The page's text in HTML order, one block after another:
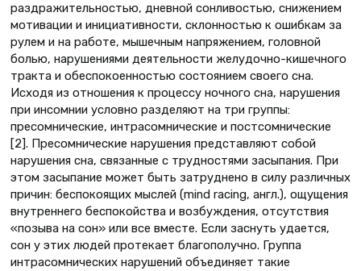
раздражительностью, дневной сонливостью, снижением
мотивации и инициативности, склонностью к ошибкам за
рулем и на работе, мышечным напряжением, головной
болью, нарушениями деятельности желудочно-кишечного
тракта и обеспокоенностью состоянием своего сна.
Исходя из отношения к процессу ночного сна, нарушения
при инсомнии условно разделяют на три группы:
пресомнические, интрасомнические и постсомнические
[2]. Пресомнические нарушения представляют собой
нарушения сна, связанные с трудностями засыпания. При
этом засыпание может быть затруднено в силу различных
причин: беспокоящих мыслей (mind racing, англ.), ощущения
внутреннего беспокойства и возбуждения, отсутствия
«позыва на сон» или все вместе. Если заснуть удается,
сон у этих людей протекает благополучно. Группа
интрасомнических нарушений объединяет такие